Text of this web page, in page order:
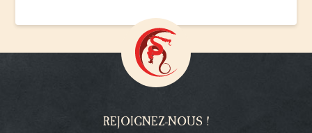
REJOIGNEZ-NOUS !